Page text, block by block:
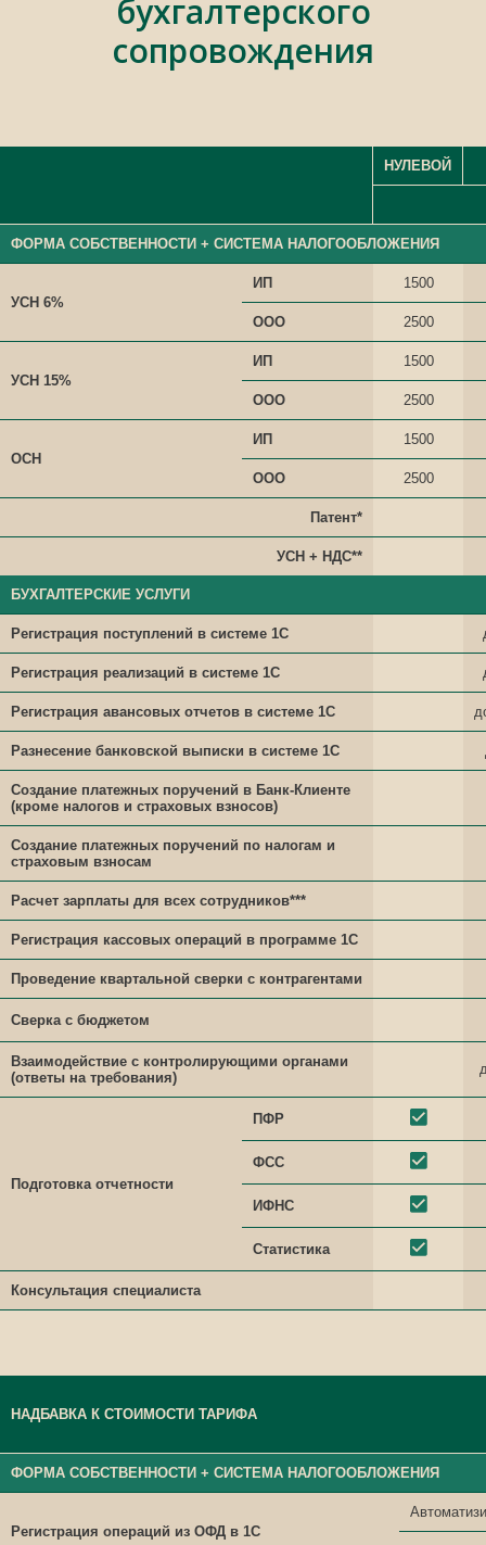
бухгалтерского
сопровождения
НУЛЕВОЙ
ФОРМА СОБСТВЕННОСТИ + СИСТЕМА НАЛОГООБЛОЖЕНИЯ
УСН 6%
ИП 1500
ООО 2500
УСН 15%
ИП 1500
ООО 2500
ОСН
ИП 1500
ООО 2500
Патент*
УСН + НДС**
БУХГАЛТЕРСКИЕ УСЛУГИ
Регистрация поступлений в системе 1С
Регистрация реализаций в системе 1С
Регистрация авансовых отчетов в системе 1С
Разнесение банковской выписки в системе 1С
Создание платежных поручений в Банк-Клиенте
(кроме налогов и страховых взносов)
Создание платежных поручений по налогам и
страховым взносам
Расчет зарплаты для всех сотрудников***
Регистрация кассовых операций в программе 1С
Проведение квартальной сверки с контрагентами
Сверка с бюджетом
Взаимодействие с контролирующими органами
(ответы на требования)
Подготовка отчетности
ПФР
ФСС
ИФНС
Статистика
Консультация специалиста
НАДБАВКА К СТОИМОСТИ ТАРИФА
ФОРМА СОБСТВЕННОСТИ + СИСТЕМА НАЛОГООБЛОЖЕНИЯ
Регистрация операций из ОФД в 1С